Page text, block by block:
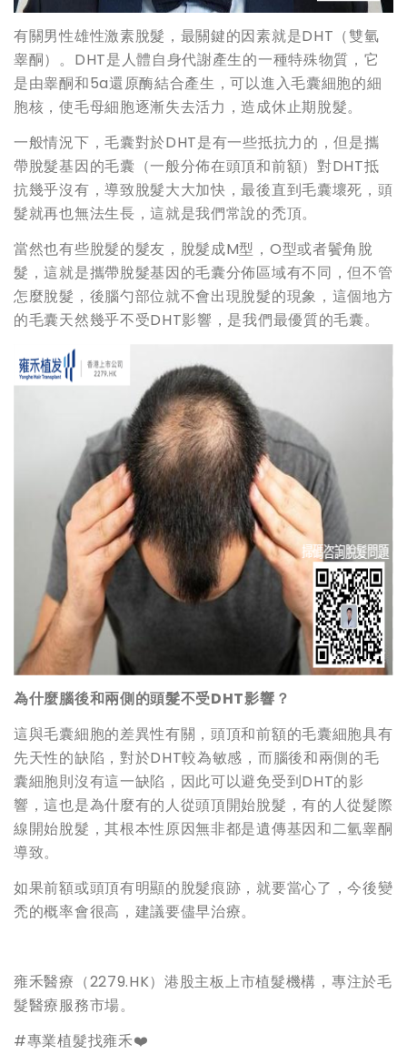
有關男性雄性激素脫髮，最關鍵的因素就是DHT（雙氫
睾酮）。DHT是人體自身代謝產生的一種特殊物質，它
是由睾酮和5a還原酶結合產生，可以進入毛囊細胞的細
胞核，使毛母細胞逐漸失去活力，造成休止期脫髮。
一般情況下，毛囊對於DHT是有一些抵抗力的，但是攜
帶脫髮基因的毛囊（一般分佈在頭頂和前額）對DHT抵
抗幾乎沒有，導致脫髮大大加快，最後直到毛囊壞死，頭
髮就再也無法生長，這就是我們常說的禿頂。
當然也有些脫髮的髮友，脫髮成M型，O型或者鬢角脫
髮，這就是攜帶脫髮基因的毛囊分佈區域有不同，但不管
怎麼脫髮，後腦勺部位就不會出現脫髮的現象，這個地方
的毛囊天然幾乎不受DHT影響，是我們最優質的毛囊。
為什麼腦後和兩側的頭髮不受DHT影響？
這與毛囊細胞的差異性有關，頭頂和前額的毛囊細胞具有
先天性的缺陷，對於DHT較為敏感，而腦後和兩側的毛
囊細胞則沒有這一缺陷，因此可以避免受到DHT的影
響，這也是為什麼有的人從頭頂開始脫髮，有的人從髮際
線開始脫髮，其根本性原因無非都是遺傳基因和二氫睾酮
導致。
如果前額或頭頂有明顯的脫髮痕跡，就要當心了，今後變
禿的概率會很高，建議要儘早治療。
雍禾醫療（2279.HK）港股主板上市植髮機構，專注於毛
髮醫療服務市場。
#專業植髮找雍禾❤️